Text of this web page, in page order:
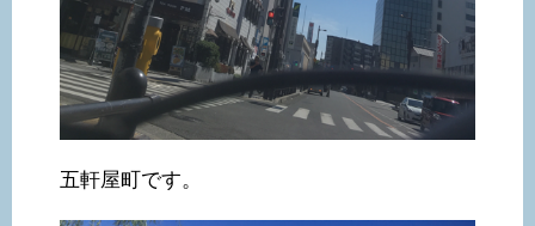
五軒屋町です。